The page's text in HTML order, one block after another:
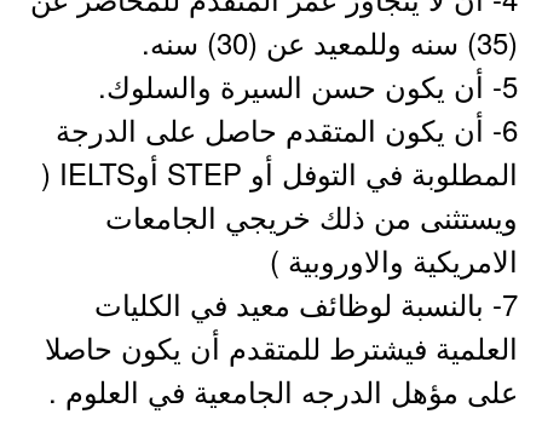
(35) سنه وللمعيد عن (30) سنه.
5- أن يكون حسن السيرة والسلوك.
6- أن يكون المتقدم حاصل على الدرجة
المطلوبة في التوفل أو STEP أوIELTS (
ويستثنى من ذلك خريجي الجامعات
الامريكية والاوروبية )
7- بالنسبة لوظائف معيد في الكليات
العلمية فيشترط للمتقدم أن يكون حاصلا
على مؤهل الدرجه الجامعية في العلوم .